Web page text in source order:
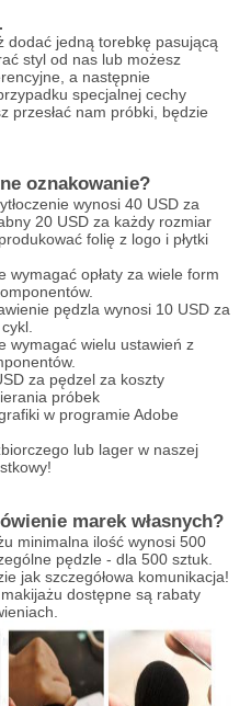
dodać jedną torebkę pasującą
styl od nas lub możesz
a następnie
specjalnej cechy
przesłać nam próbki, będzie
oznakowanie?
wynosi 40 USD za
20 USD za każdy rozmiar
folię z logo i płytki
wymagać opłaty za wiele form
pędzla wynosi 10 USD za
wymagać wielu ustawień z
za pędzel za koszty
próbek
w programie Adobe
lub lager w naszej
marek własnych?
minimalna ilość wynosi 500
pędzle - dla 500 sztuk.
jak szczegółowa komunikacja!
dostępne są rabaty